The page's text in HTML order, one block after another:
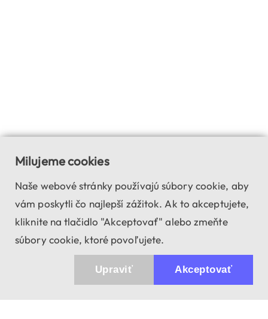
Milujeme cookies
Naše webové stránky používajú súbory cookie, aby
vám poskytli čo najlepší zážitok. Ak to akceptujete,
kliknite na tlačidlo "Akceptovať" alebo zmeňte
súbory cookie, ktoré povoľujete.
Akceptovať
Upraviť